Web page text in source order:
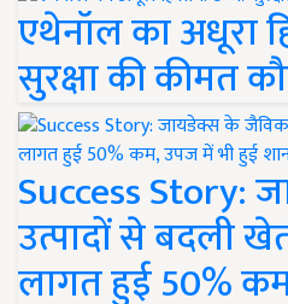
एथेनॉल का अधूरा
सुरक्षा की कीमत
Success Story:
उत्पादों से बदली
लागत हुई 50%